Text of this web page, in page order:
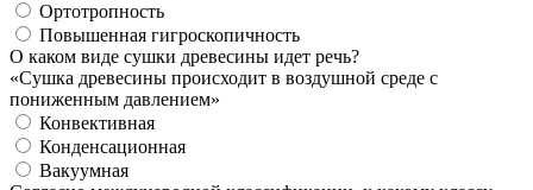
Ортотропность
Повышенная гигроскопичность
О каком виде сушки древесины идет речь?
«Сушка древесины происходит в воздушной среде с
пониженным давлением»
Конвективная
Конденсационная
Вакуумная